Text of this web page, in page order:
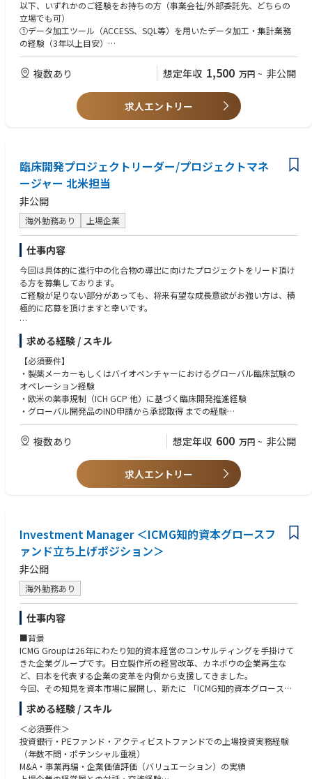
世界有数のグローバル金融グループで、全社ビッグデータ基盤のアーキテ
クチャ設計や、多様かつ膨大なデータの活用と管理に超上流工程から挑む
ことができます。
データ人材のプロフェッショナルキャリアを歩むケース、IT部門での経験
を積みシステム戦略・デジタル施策等を推進するキャリアを歩むケース等
【デジタル戦略統括部について】
なデジタル基盤の整備と、コンサルティングやAIソリューション提供など
の知見・経験を活用し、ビジネス部門および本部各部のDX推進を支援・牽
引しています。
【職場環境】
当部はキャリア採用の社員が多数活躍しています。在宅勤務や時差勤務な
ども利用可能です。
【参照記事】
当部門に所属するキャリア入行社員のインタビュー記事になります。
・デジタル戦略統括部の全体感について
https://www.mysite.bk.mufg.jp/career/crosstalk/03/
・データマネジメント領域について
【弊社独占インタビュー】
執行役員 CDO 兼 デジタル戦略統括部長の江見 盛人氏へ独占インタビュー
を実施いたしました。
全社として目指すデータドリブン経営の姿や、デジタル戦略統括部にジョ
インする醍醐味についてお話いただきましたので、ぜひご一読ください。
https://www.jac-recruitment.jp/company/bk.mufg/interview01/
以下、いずれかのご経験をお持ちの方（事業会社/外部委託先、どちらの
立場でも可）
①データ加工ツール（ACCESS、SQL等）を用いたデータ加工・集計業務
の経験（3年以上目安）
②金融機関でのデータ利活用経験（3年以上目安）
上記に加えて、３～５年以上のマネジメント経験（10名前後～）が必須と
【歓迎経験・スキル】
・業務/ユーザーの立場でのシステム開発プロジェクトマネジメント経験
複数あり 想定年収 1,500 万円 ~ 非公開
求人エントリー
臨床開発プロジェクトリーダー/プロジェクトマネ
ージャー 北米担当
非公開
海外勤務あり 上場企業
仕事内容
今回は具体的に進行中の化合物の導出に向けたプロジェクトをリード頂け
る方を募集しております。
ご経験が足りない部分があっても、将来有望な成長意欲がお強い方は、積
極的に応募を頂けますと幸いです。
がん領域を重点として以下業務をお願いします
・臨床開発戦略の立案
・早期臨床開発計画の作成
・治験実施計画書作成
・治験の実施
・総括報告書作成
※ご経験・スキルにより、米国赴任（209 West Central Street, Suite 307
Natick, MA 01760 USA）の可能性もございます
求める経験 / スキル
【必須要件】
・製薬メーカーもしくはバイオベンチャーにおけるグローバル臨床試験の
オペレーション経験
・欧米の薬事規制（ICH GCP 他）に基づく臨床開発推進経験
・グローバル開発品のIND申請から承認取得 までの経験
・FDAおよびKOLs とのDiscussion 及びNS Pharma やCRO との英語での電
話会議が問題ない英語力
複数あり 想定年収 600 万円 ~ 非公開
求人エントリー
Investment Manager ＜ICMG知的資本グロースフ
ァンド立ち上げポジション＞
非公開
海外勤務あり
仕事内容
■背景
ICMG Groupは26年にわたり知的資本経営のコンサルティングを手掛けて
きた企業グループです。日立製作所の経営改革、カネボウの企業再生な
ど、日本を代表する企業の変革を内側から支援してきました。
今回、その知見を資本市場に展開し、新たに 「ICMG知的資本グロースフ
ァンド」 を立ち上げます。
従来のアクティビストファンドがROEの分母（資本政策＝自社株買い・資
産売却等）の改善に終始する中、本ファンドはROE分子（＝企業の持続的
な稼ぐ力）の強化まで踏み込む 「実行型エンゲージメントファンド」 で
す。
＜ファンドの特徴＞
求める経験 / スキル
＜必須要件＞
投資銀行・PEファンド・アクティビストファンドでの上場投資実務経験
（年数不問・ポテンシャル重視）
M&A・事業再編・企業価値評価（バリュエーション）の実績